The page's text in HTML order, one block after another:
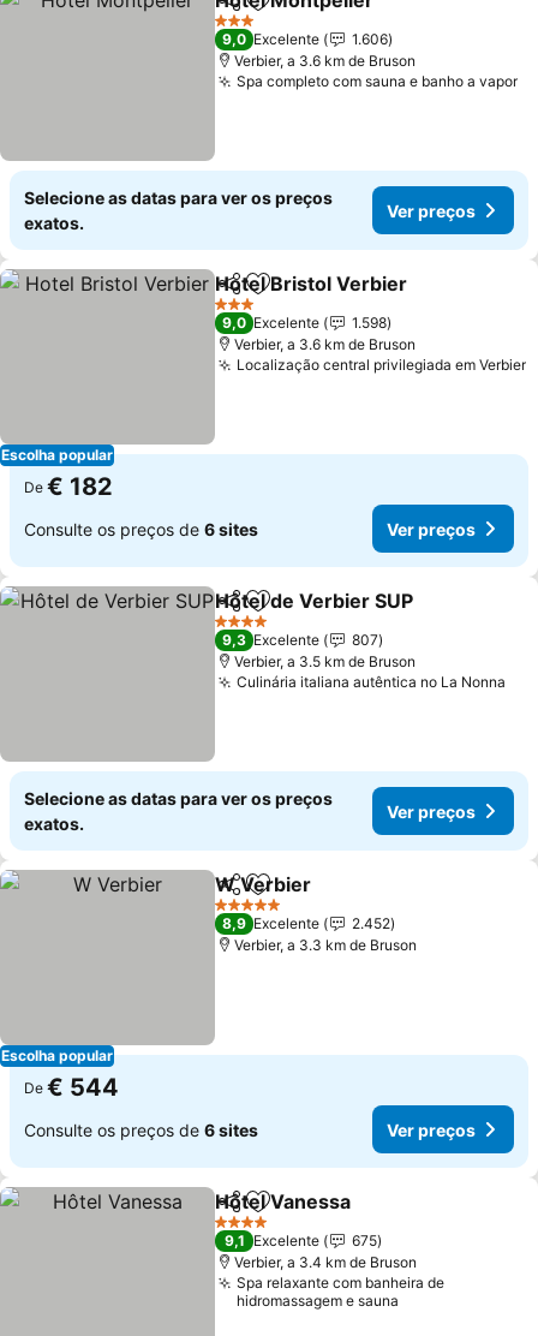
PartilharAdicionar aos favoritos
3 Estrelas
9,0 Excelente
1.606
Verbier, a 3.6 km de Bruson
Spa completo com sauna e banho a vapor
Selecione as datas para ver os preços
exatos.
Ver preços
Escolha popular
PartilharAdicionar aos favoritos
Hotel Bristol Verbier
3 Estrelas
9,0 Excelente
1.598
Verbier, a 3.6 km de Bruson
Localização central privilegiada em Verbier
De € 182
Consulte os preços de 6 sites Ver preços
PartilharAdicionar aos favoritos
Hôtel de Verbier SUP
4 Estrelas
9,3 Excelente
807
Verbier, a 3.5 km de Bruson
Culinária italiana autêntica no La Nonna
Selecione as datas para ver os preços
exatos.
Ver preços
Escolha popular
PartilharAdicionar aos favoritos
W Verbier
5 Estrelas
8,9 Excelente
2.452
Verbier, a 3.3 km de Bruson
De € 544
Consulte os preços de 6 sites Ver preços
PartilharAdicionar aos favoritos
Hôtel Vanessa
4 Estrelas
9,1 Excelente
675
Verbier, a 3.4 km de Bruson
Spa relaxante com banheira de
hidromassagem e sauna